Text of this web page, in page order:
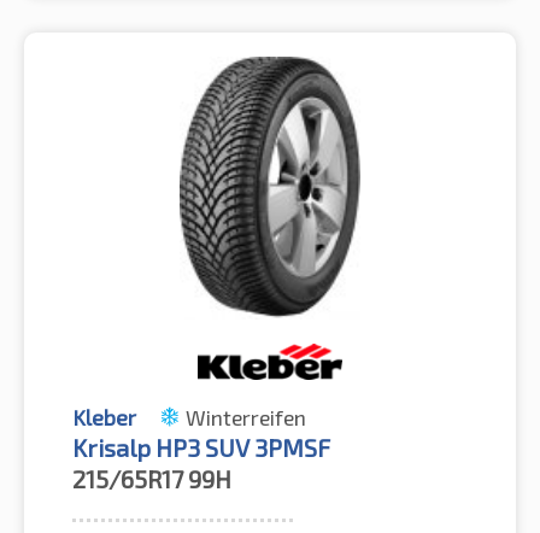
Kleber Winterreifen
Krisalp HP3 SUV 3PMSF
215/65R17 99H